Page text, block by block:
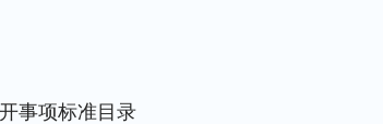
事项标准目录